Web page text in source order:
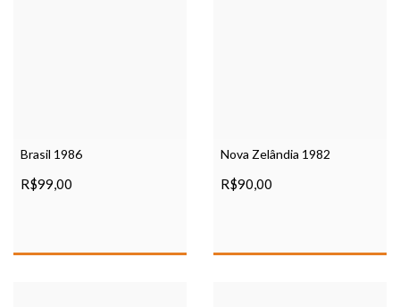
Brasil 1986
R$99,00
Nova Zelândia 1982
R$90,00